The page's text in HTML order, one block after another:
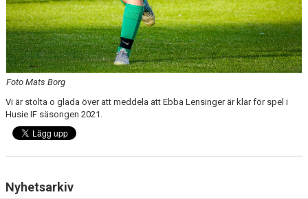
Foto Mats Borg
Vi är stolta o glada över att meddela att Ebba Lensinger är klar för spel i
Husie IF säsongen 2021.
Nyhetsarkiv